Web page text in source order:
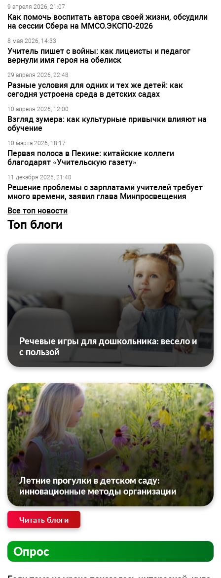
9 апреля 2026, 21:07
Как помочь воспитать автора своей жизни, обсудили
на сессии Сбера на ММСО.ЭКСПО-2026
8 мая 2026, 14:33
Учитель пишет с войны: как лицеисты и педагог
вернули имя героя на обелиск
29 апреля 2026, 22:48
Разные условия для одних и тех же детей: как
сегодня устроена среда в детских садах
10 апреля 2026, 12:00
Взгляд зумера: как культурные привычки влияют на
обучение
10 марта 2026, 18:17
Первая полоса в Пекине: китайские коллеги
благодарят «Учительскую газету»
11 декабря 2025, 21:40
Решение проблемы с зарплатами учителей требует
много времени, заявил глава Минпросвещения
Все топ новости
Топ блоги
Речевые игры для дошкольника: весело и
с пользой
Летние прогулки в детском саду:
инновационные методы организации
Читать блоги
Опрос